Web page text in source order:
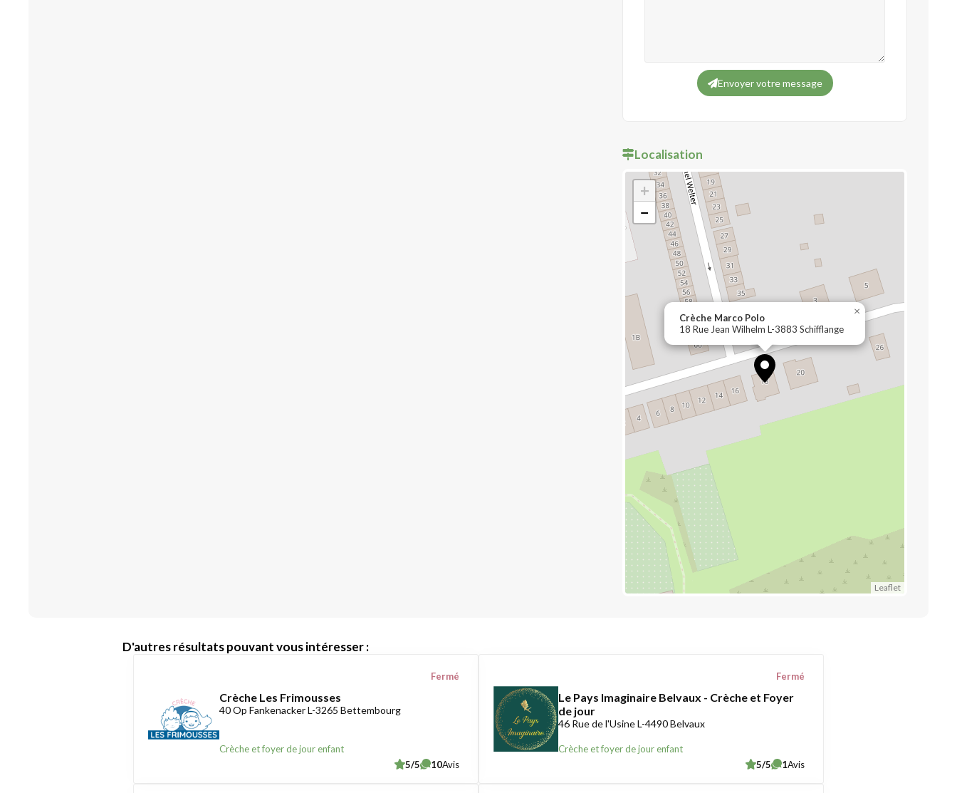
Envoyer votre message
Localisation
Crèche Marco Polo
18 Rue Jean Wilhelm L-3883 Schifflange
×
+
−
Leaflet
D'autres résultats pouvant vous intéresser :
Crèche Les Frimousses
40 Op Fankenacker L-3265 Bettembourg
Crèche et foyer de jour enfant
Fermé
5/5 10Avis
Le Pays Imaginaire Belvaux - Crèche et Foyer
de jour
46 Rue de l'Usine L-4490 Belvaux
Crèche et foyer de jour enfant
Fermé
5/5 1Avis